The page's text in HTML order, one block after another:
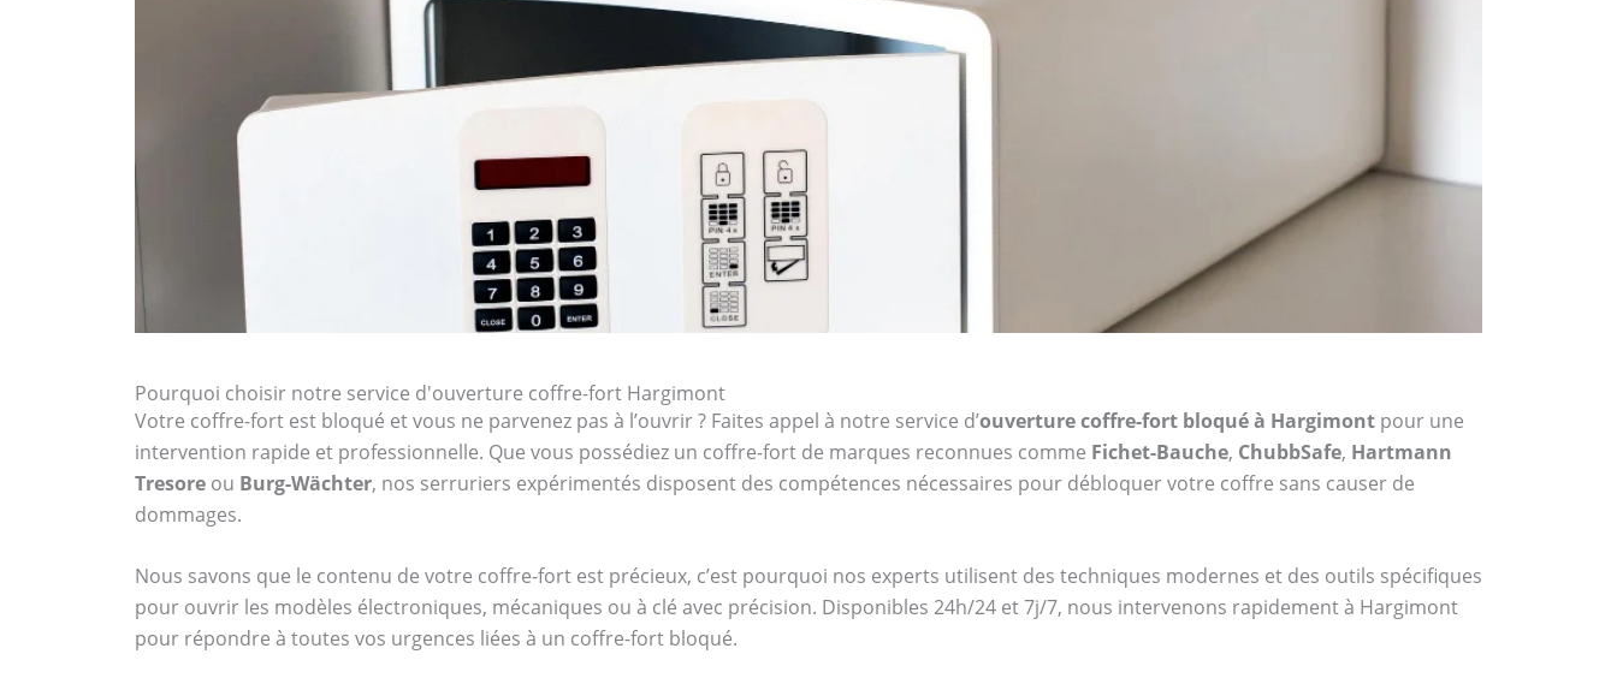
Pourquoi choisir notre service d'ouverture coffre-fort Hargimont
Votre coffre-fort est bloqué et vous ne parvenez pas à l’ouvrir ? Faites appel à notre service d’ouverture coffre-fort bloqué à Hargimont pour une
intervention rapide et professionnelle. Que vous possédiez un coffre-fort de marques reconnues comme Fichet-Bauche, ChubbSafe, Hartmann
Tresore ou Burg-Wächter, nos serruriers expérimentés disposent des compétences nécessaires pour débloquer votre coffre sans causer de
dommages.
Nous savons que le contenu de votre coffre-fort est précieux, c’est pourquoi nos experts utilisent des techniques modernes et des outils spécifiques
pour ouvrir les modèles électroniques, mécaniques ou à clé avec précision. Disponibles 24h/24 et 7j/7, nous intervenons rapidement à Hargimont
pour répondre à toutes vos urgences liées à un coffre-fort bloqué.